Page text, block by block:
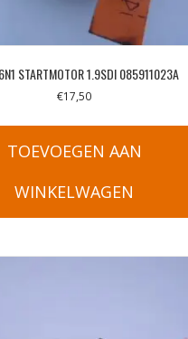
STARTMOTOR 1.9SDI 085911023A
€17,50
TOEVOEGEN AAN
WINKELWAGEN